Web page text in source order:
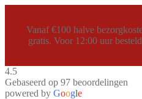
Vanaf €100 halve
gratis. Voor 12:00 uur
4.5
Gebaseerd op 97 beoordelingen
powered by Google